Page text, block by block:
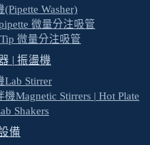
Washer)
微量分注吸管
微量分注吸管
| 振盪機
Lab Stirrer
Magnetic Stirrers | Hot Plate
Shakers
備
護裝置的 Chemker 300
系列真空幫浦均配有內
自行啟動。.
幫浦 / 真空泵 : 國際認證
全認證